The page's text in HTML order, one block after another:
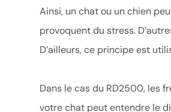
Ainsi, un chat ou un chien
provoquent du stress.
D’ailleurs, ce principe est
Dans le cas du RD2500, les
votre chat peut entendre le